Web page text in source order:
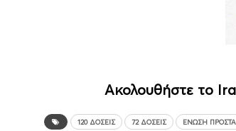
Ακολουθήστε το
120 ΔΌΣΕΙΣ 72 ΔΌΣΕΙΣ ΈΝΩΣΗ